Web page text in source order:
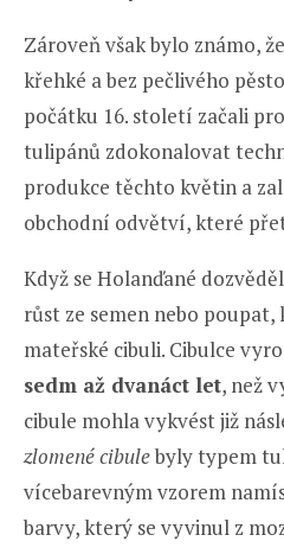
Zároveň však bylo známo,
křehké a bez pečlivého
počátku 16. století začali
tulipánů zdokonalovat
produkce těchto květin a
obchodní odvětví, které
Když se Holanďané
růst ze semen nebo
mateřské cibuli. Cibulce
sedm až dvanáct let, než
cibule mohla vykvést již
zlomené cibulebyly typem
vícebarevným vzorem
barvy, který se vyvinul z